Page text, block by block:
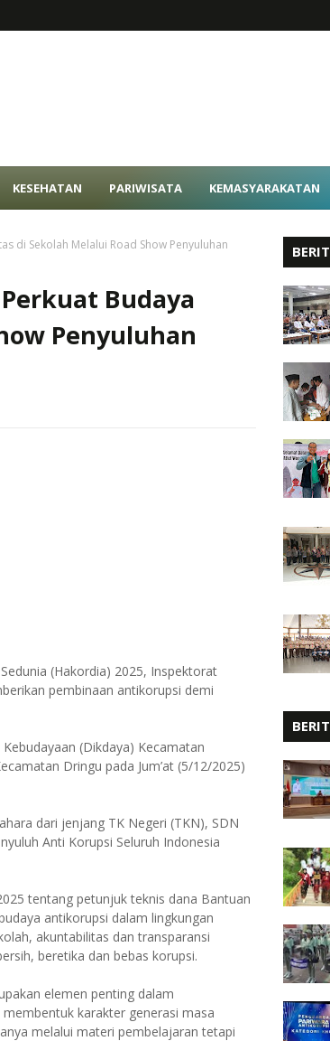
KESEHATAN PARIWISATA KEMASYARAKATAN
di Sekolah Melalui Road Show Penyuluhan
Budaya
Penyuluhan
(Hakordia) 2025, Inspektorat
pembinaan antikorupsi demi
(Dikdaya) Kecamatan
Dringu pada Jum’at (5/12/2025)
dari jenjang TK Negeri (TKN), SDN
Anti Korupsi Seluruh Indonesia
tentang petunjuk teknis dana Bantuan
antikorupsi dalam lingkungan
akuntabilitas dan transparansi
beretika dan bebas korupsi.
elemen penting dalam
karakter generasi masa
melalui materi pembelajaran tetapi